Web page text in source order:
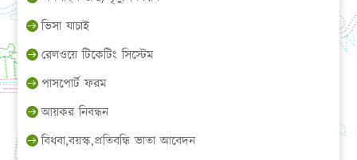
ভিসা যাচাই
রেলওয়ে টিকেটিং সিস্টেম
পাসপোর্ট ফরম
আয়কর নিবন্ধন
বিধবা,বয়স্ক,প্রতিবন্ধি ভাতা আবেদন